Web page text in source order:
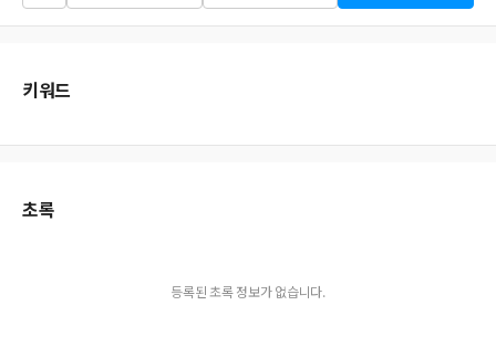
찾기
키워드
초록
등록된 초록 정보가 없습니다.